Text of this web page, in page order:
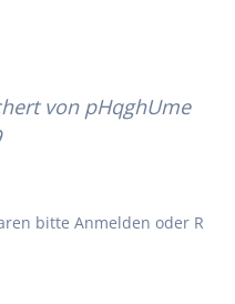
von pHqghUme
bitte Anmelden oder R